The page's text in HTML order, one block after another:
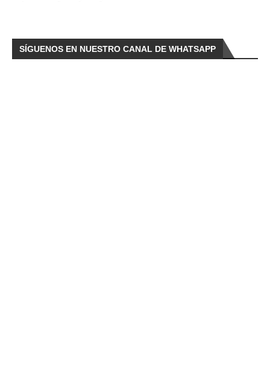
SÍGUENOS EN NUESTRO CANAL DE WHATSAPP